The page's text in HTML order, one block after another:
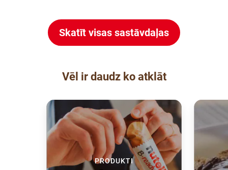
Skatīt visas sastāvdaļas
Vēl ir daudz ko atklāt
PRODUKTI